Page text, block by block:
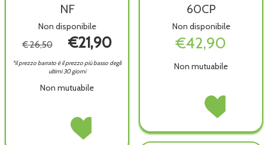
NF
Non disponibile
€ 26,50 €21,90
*il prezzo barrato è il prezzo più basso degli
ultimi 30 giorni
Non mutuabile
BIOSCALIN
TRICOAGE+
Acquista BIOSCALIN
TRICOAGE+
60CP
Non disponibile
€42,90
Non mutuabile
DELTACRIN
CAPSULE
60CP non
Acquista
CAPSULE
60CP alla